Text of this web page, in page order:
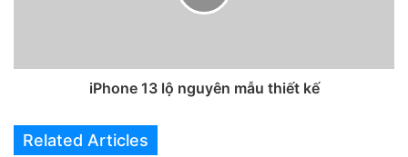
iPhone 13 lộ nguyên mẫu thiết kế
Related Articles